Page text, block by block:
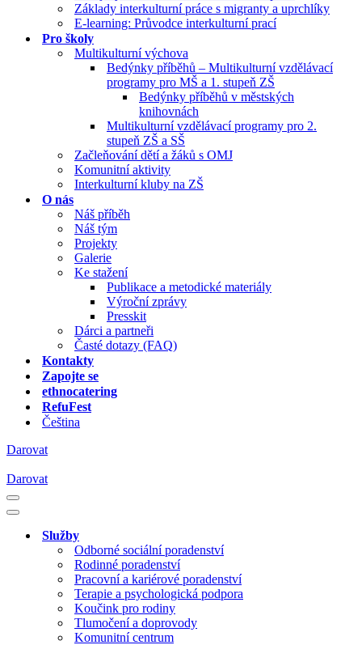
Základy interkulturní práce s migranty a uprchlíky
E-learning: Průvodce interkulturní prací
Pro školy
Multikulturní výchova
Bedýnky příběhů – Multikulturní vzdělávací
programy pro MŠ a 1. stupeň ZŠ
Bedýnky příběhů v městských
knihovnách
Multikulturní vzdělávací programy pro 2.
stupeň ZŠ a SŠ
Začleňování dětí a žáků s OMJ
Komunitní aktivity
Interkulturní kluby na ZŠ
O nás
Náš příběh
Náš tým
Projekty
Galerie
Ke stažení
Publikace a metodické materiály
Výroční zprávy
Presskit
Dárci a partneři
Časté dotazy (FAQ)
Kontakty
Zapojte se
ethnocatering
RefuFest
Čeština
Darovat
Darovat
Navigační
menu
Navigační
Služby
Odborné sociální poradenství
Rodinné poradenství
Pracovní a kariérové poradenství
Terapie a psychologická podpora
Koučink pro rodiny
Tlumočení a doprovody
Komunitní centrum